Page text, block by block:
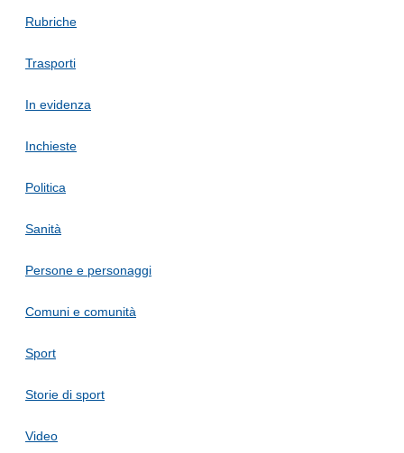
Rubriche
Trasporti
In evidenza
Inchieste
Politica
Sanità
Persone e personaggi
Comuni e comunità
Sport
Storie di sport
Video